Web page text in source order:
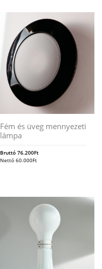
Fém és üveg mennyezeti
lámpa
Bruttó76.200Ft
Nettó60.000Ft